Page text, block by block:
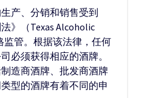
产、分销和销售受到
》（Texas Alcoholic
监管。根据该法律，任何
必须获得相应的酒牌。
造商酒牌、批发商酒牌
型的酒牌有着不同的申